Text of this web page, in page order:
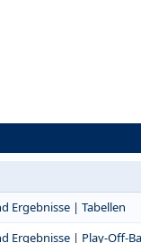
Ergebnisse | Tabellen
Ergebnisse | Play-Off-